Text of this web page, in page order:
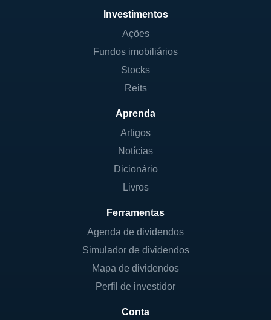
Investimentos
Ações
Fundos imobiliários
Stocks
Reits
Aprenda
Artigos
Notícias
Dicionário
Livros
Ferramentas
Agenda de dividendos
Simulador de dividendos
Mapa de dividendos
Perfil de investidor
Conta